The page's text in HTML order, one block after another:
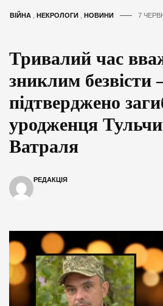
ВІЙНА НЕКРОЛОГИ НОВИНИ 7
Тривалий час
зниклим
підтверджено
уродженця
Ватраля
РЕДАКЦІЯ